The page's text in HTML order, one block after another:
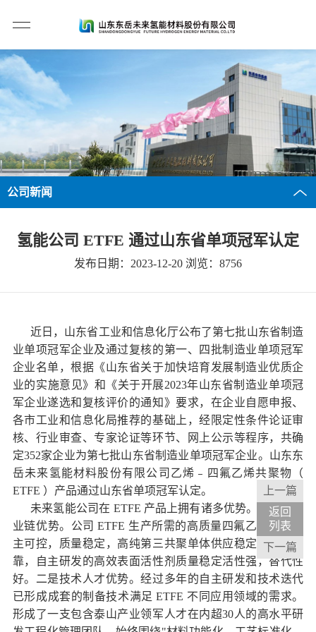
公司新闻
氢能公司 ETFE 通过山东省单项冠军认定
发布日期：2023-12-20 浏览：8756
近日，山东省工业和信息化厅公布了第七批山东省制造
业单项冠军企业及通过复核的第一、四批制造业单项冠军
企业名单，根据《山东省关于加快培育发展制造业优质企
业的实施意见》和《关于开展2023年山东省制造业单项冠
军企业遂选和复核评价的通知》要求，在企业自愿申报、
各市工业和信息化局推荐的基础上，经限定性条件论证审
核、行业审查、专家论证等环节、网上公示等程序，共确
定352家企业为第七批山东省制造业单项冠军企业。山东东
岳未来氢能材料股份有限公司乙烯﹣四氟乙烯共聚物（
ETFE ）产品通过山东省单项冠军认定。
未来氢能公司在 ETFE 产品上拥有诸多优势。一是全产
业链优势。公司 ETFE 生产所需的高质量四氟乙烯原料自
主可控，质量稳定，高纯第三共聚单体供应稳定、自主可
靠，自主研发的高效表面活性剂质量稳定活性强，替代性
好。二是技术人才优势。经过多年的自主研发和技术迭代
已形成成套的制备技术满足 ETFE 不同应用领域的需求。
形成了一支包含泰山产业领军人才在内超30人的高水平研
上一篇
返回
列表
下一篇